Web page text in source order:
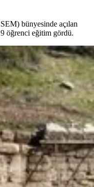
bünyesinde açılan
öğrenci eğitim gördü.